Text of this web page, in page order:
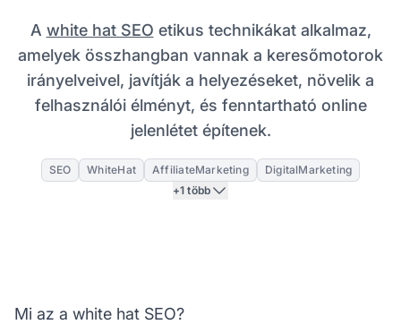
A white hat SEO etikus technikákat alkalmaz,
amelyek összhangban vannak a keresőmotorok
irányelveivel, javítják a helyezéseket, növelik a
felhasználói élményt, és fenntartható online
jelenlétet építenek.
SEO WhiteHat AffiliateMarketing
DigitalMarketing
+1 több
Mi az a white hat SEO?